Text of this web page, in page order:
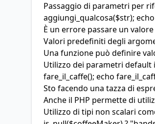
Passaggio di parametri per
aggiungi_qualcosa($str);
È un errore passare un
Valori predefiniti degli
Una funzione può definire
Utilizzo dei parametri default
fare_il_caffe(); echo
Sto facendo una tazza di
Anche il PHP permette di
Utilizzo di tipi non scalari